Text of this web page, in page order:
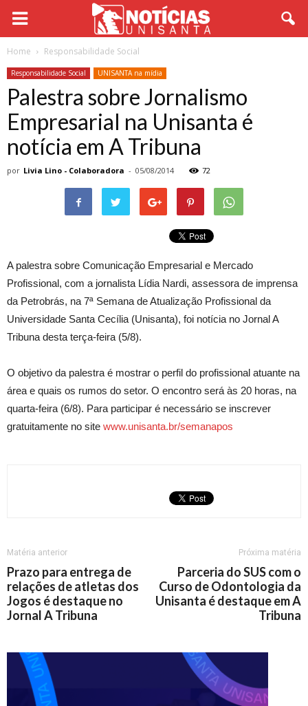
Home Responsabilidade Social
Responsabilidade Social UNISANTA na mídia
Palestra sobre Jornalismo
Empresarial na Unisanta é
notícia em A Tribuna
por Livia Lino - Colaboradora - 05/08/2014 72
A palestra sobre Comunicação Empresarial e Mercado
Profissional, com a jornalista Lídia Nardi, assessora de imprensa
da Petrobrás, na 7ª Semana de Atualização Profissional da
Universidade Santa Cecília (Unisanta), foi notícia no Jornal A
Tribuna desta terça-feira (5/8).
O objetivo da palestra é mostrar o perfil do profissional atuante na
área e quais os rumos do setor. O encontro será às 20 horas, na
quarta-feira (6/8). Para participar é necessário se inscrever
gratuitamente no site www.unisanta.br/semanapos
Matéria anterior
Prazo para entrega de
relações de atletas dos
Jogos é destaque no
Jornal A Tribuna
Próxima matéria
Parceria do SUS com o
Curso de Odontologia da
Unisanta é destaque em A
Tribuna